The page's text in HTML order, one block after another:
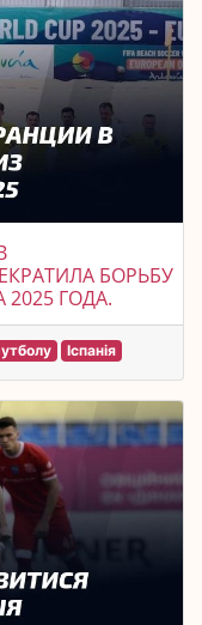
БОРЬБУ
ГОДА.
Іспанія